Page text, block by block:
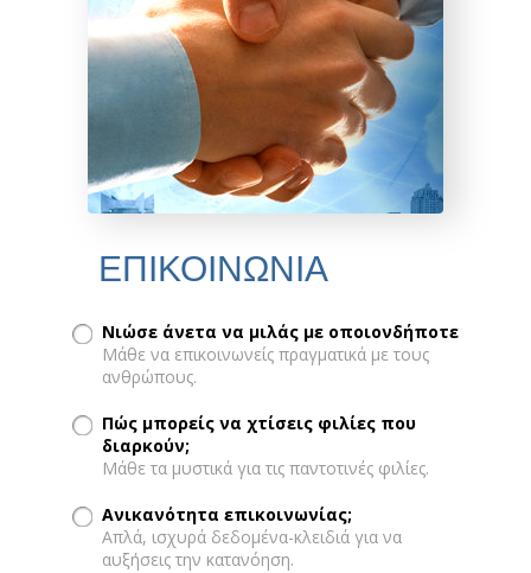
ΕΠΙΚΟΙΝΩΝΙΑ
Νιώσε άνετα να μιλάς με οποιονδήποτε
Μάθε να επικοινωνείς πραγματικά με τους
ανθρώπους.
Πώς μπορείς να χτίσεις φιλίες που
διαρκούν;
Μάθε τα μυστικά για τις παντοτινές φιλίες.
Ανικανότητα επικοινωνίας;
Απλά, ισχυρά δεδομένα-κλειδιά για να
αυξήσεις την κατανόηση.